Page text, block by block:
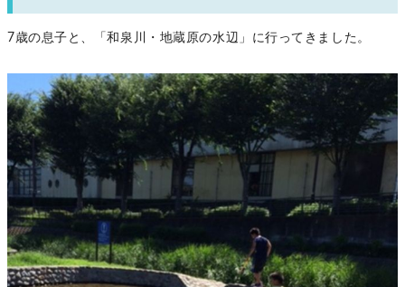
7歳の息子と、「和泉川・地蔵原の水辺」に行ってきました。